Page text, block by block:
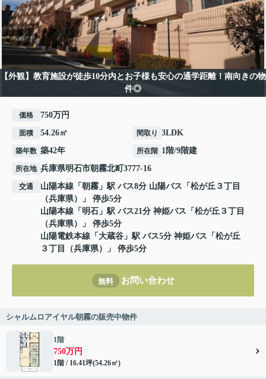
【外観】教育施設が徒歩10分内とお子様も安心の通学距離！南向きの物
件◎
価格 750万円
面積 54.26㎡ 間取り 3LDK
築年数 築42年 所在階 1階/9階建
所在地 兵庫県明石市朝霧北町 3777-16
交通 山陽本線 「 朝霧 」駅 バス8分 山陽バス「松が丘３丁目
（兵庫県）」 停歩5分
山陽本線 「 明石 」駅 バス21分 神姫バス「松が丘３丁目
（兵庫県）」 停歩5分
山陽電鉄本線 「 大蔵谷 」駅 バス5分 神姫バス「松が丘
３丁目（兵庫県）」 停歩5分
無料 お問い合わせ
シャルムロアイヤル朝霧の販売中物件
1階
750万円
1階 / 16.41坪(54.26㎡)